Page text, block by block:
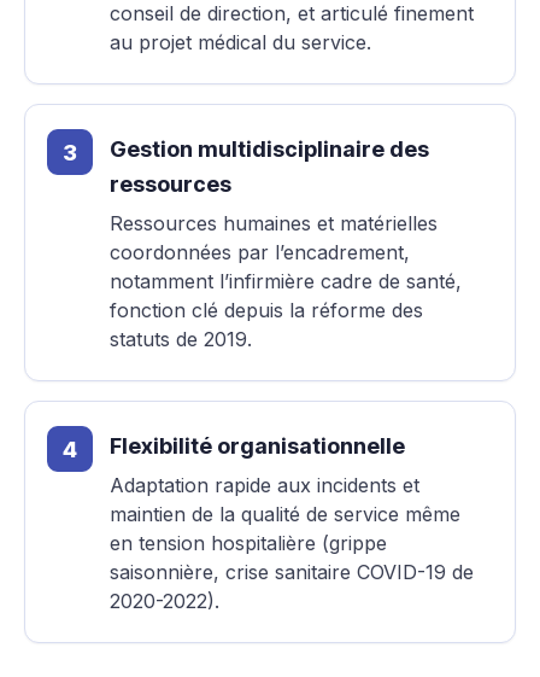
conseil de direction, et articulé finement
au projet médical du service.
Gestion multidisciplinaire des
ressources
Ressources humaines et matérielles
coordonnées par l’encadrement,
notamment l’infirmière cadre de santé,
fonction clé depuis la réforme des
statuts de 2019.
Flexibilité organisationnelle
Adaptation rapide aux incidents et
maintien de la qualité de service même
en tension hospitalière (grippe
saisonnière, crise sanitaire COVID-19 de
2020-2022).